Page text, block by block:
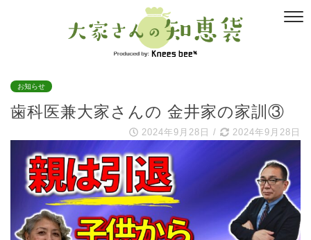
お知らせ
歯科医兼大家さんの 金井家の家訓③
2024年9月28日 / 2024年9月28日